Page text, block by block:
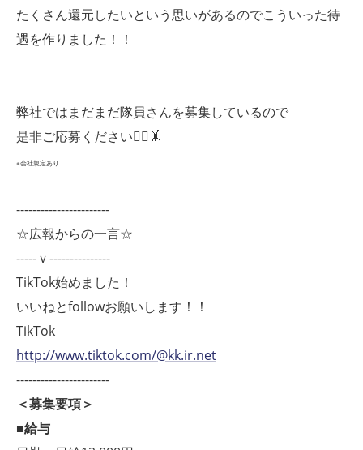
たくさん還元したいという思いがあるのでこういった待
遇を作りました！！
弊社ではまだまだ隊員さんを募集しているので
是非ご応募ください🤸‍♀️🤸
※会社規定あり
-----------------------
☆広報からの一言☆
-----ｖ---------------
TikTok始めました！
いいねとfollowお願いします！！
TikTok
http://www.tiktok.com/@kk.ir.net
-----------------------
＜募集要項＞
■給与